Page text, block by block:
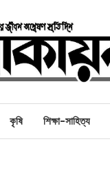
কৃষি শিক্ষা-সাহিত্য